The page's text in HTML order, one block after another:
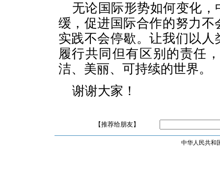
无论国际形势如何变化
缓，促进国际合作的努力
实践不会停歇。让我们以
履行共同但有区别的责任
洁、美丽、可持续的世界。
谢谢大家！
【推荐给朋友】
中华人民共和